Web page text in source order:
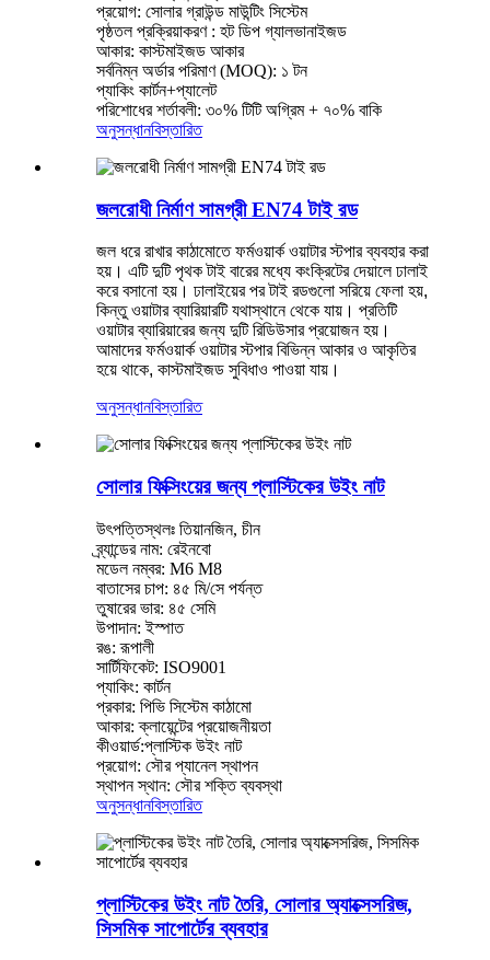
প্রয়োগ: সোলার গ্রাউন্ড মাউন্টিং সিস্টেম
পৃষ্ঠতল প্রক্রিয়াকরণ : হট ডিপ গ্যালভানাইজড
আকার: কাস্টমাইজড আকার
সর্বনিম্ন অর্ডার পরিমাণ (MOQ): ১ টন
প্যাকিং কার্টন+প্যালেট
পরিশোধের শর্তাবলী: ৩০% টিটি অগ্রিম + ৭০% বাকি
অনুসন্ধানবিস্তারিত
জলরোধী নির্মাণ সামগ্রী EN74 টাই রড
জল ধরে রাখার কাঠামোতে ফর্মওয়ার্ক ওয়াটার স্টপার ব্যবহার করা
হয়। এটি দুটি পৃথক টাই বারের মধ্যে কংক্রিটের দেয়ালে ঢালাই
করে বসানো হয়। ঢালাইয়ের পর টাই রডগুলো সরিয়ে ফেলা হয়,
কিন্তু ওয়াটার ব্যারিয়ারটি যথাস্থানে থেকে যায়। প্রতিটি
ওয়াটার ব্যারিয়ারের জন্য দুটি রিডিউসার প্রয়োজন হয়।
আমাদের ফর্মওয়ার্ক ওয়াটার স্টপার বিভিন্ন আকার ও আকৃতির
হয়ে থাকে, কাস্টমাইজড সুবিধাও পাওয়া যায়।
অনুসন্ধানবিস্তারিত
সোলার ফিক্সিংয়ের জন্য প্লাস্টিকের উইং নাট
উৎপত্তিস্থলঃ তিয়ানজিন, চীন
ব্র্যান্ডের নাম: রেইনবো
মডেল নম্বর: M6 M8
বাতাসের চাপ: ৪৫ মি/সে পর্যন্ত
তুষারের ভার: ৪৫ সেমি
উপাদান: ইস্পাত
রঙ: রূপালী
সার্টিফিকেট: ISO9001
প্যাকিং: কার্টন
প্রকার: পিভি সিস্টেম কাঠামো
আকার: ক্লায়েন্টের প্রয়োজনীয়তা
কীওয়ার্ড:প্লাস্টিক উইং নাট
প্রয়োগ: সৌর প্যানেল স্থাপন
স্থাপন স্থান: সৌর শক্তি ব্যবস্থা
অনুসন্ধানবিস্তারিত
প্লাস্টিকের উইং নাট তৈরি, সোলার অ্যাক্সেসরিজ,
সিসমিক সাপোর্টের ব্যবহার